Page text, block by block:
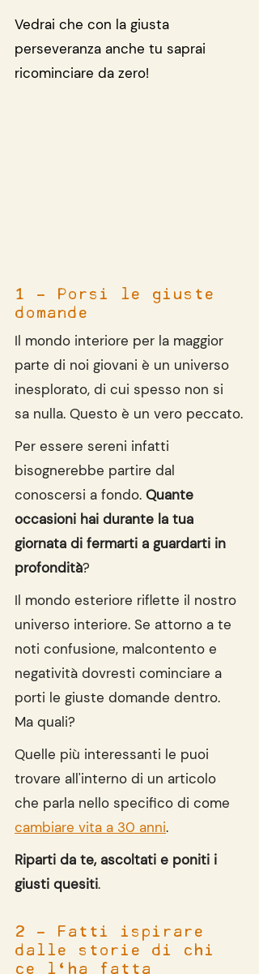
Vedrai che con la giusta
perseveranza anche tu saprai
ricominciare da zero!
1 - Porsi le giuste
domande
Il mondo interiore per la maggior
parte di noi giovani è un universo
inesplorato, di cui spesso non si
sa nulla. Questo è un vero peccato.
Per essere sereni infatti
bisognerebbe partire dal
conoscersi a fondo. Quante
occasioni hai durante la tua
giornata di fermarti a guardarti in
profondità?
Il mondo esteriore riflette il nostro
universo interiore. Se attorno a te
noti confusione, malcontento e
negatività dovresti cominciare a
porti le giuste domande dentro.
Ma quali?
Quelle più interessanti le puoi
trovare all'interno di un articolo
che parla nello specifico di come
cambiare vita a 30 anni.
Riparti da te, ascoltati e poniti i
giusti quesiti.
2 - Fatti ispirare
dalle storie di chi
ce l'ha fatta